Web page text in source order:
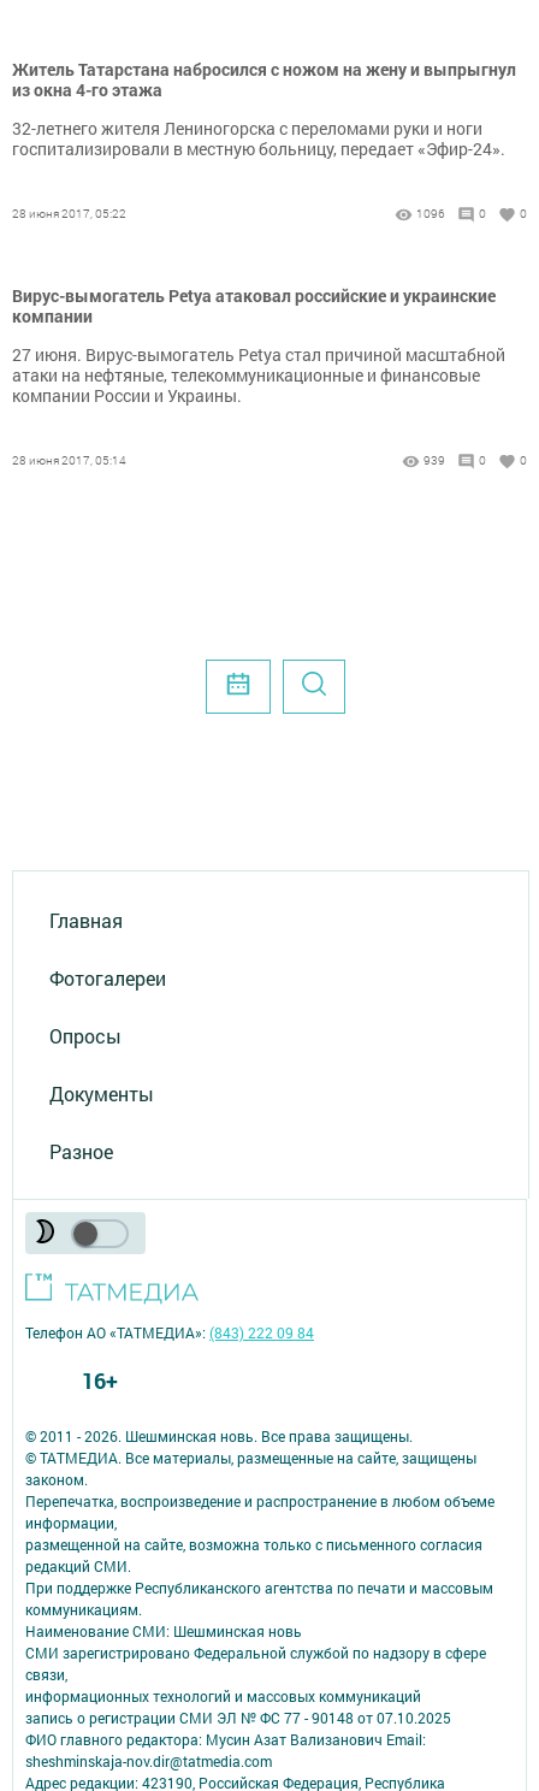
Житель Татарстана набросился с ножом на жену и выпрыгнул
из окна 4-го этажа
32-летнего жителя Лениногорска с переломами руки и ноги
госпитализировали в местную больницу, передает «Эфир-24».
28 июня 2017, 05:22 1096 0 0
Вирус-вымогатель Petya атаковал российские и украинские
компании
27 июня. Вирус-вымогатель Petya стал причиной масштабной
атаки на нефтяные, телекоммуникационные и финансовые
компании России и Украины.
28 июня 2017, 05:14 939 0 0
Главная
Фотогалереи
Опросы
Документы
Разное
© 2011 - 2026. Шешминская новь. Все права защищены.
© ТАТМЕДИА. Все материалы, размещенные на сайте, защищены
законом.
Перепечатка, воспроизведение и распространение в любом объеме
информации,
размещенной на сайте, возможна только с письменного согласия
редакций СМИ.
При поддержке Республиканского агентства по печати и массовым
коммуникациям.
Наименование СМИ: Шешминская новь
СМИ зарегистрировано Федеральной службой по надзору в сфере
связи,
информационных технологий и массовых коммуникаций
запись о регистрации СМИ ЭЛ № ФС 77 - 90148 от 07.10.2025
ФИО главного редактора: Мусин Азат Вализанович Email:
sheshminskaja-nov.dir@tatmedia.com
Адрес редакции: 423190, Российская Федерация, Республика
Телефон АО «ТАТМЕДИА»:(843) 222 09 84
16+